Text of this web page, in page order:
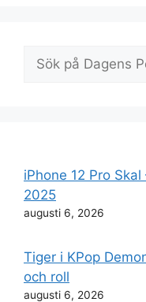
Sök
iPhone 12 Pro
2025
augusti 6, 2026
Tiger i KPop
och roll
augusti 6, 2026